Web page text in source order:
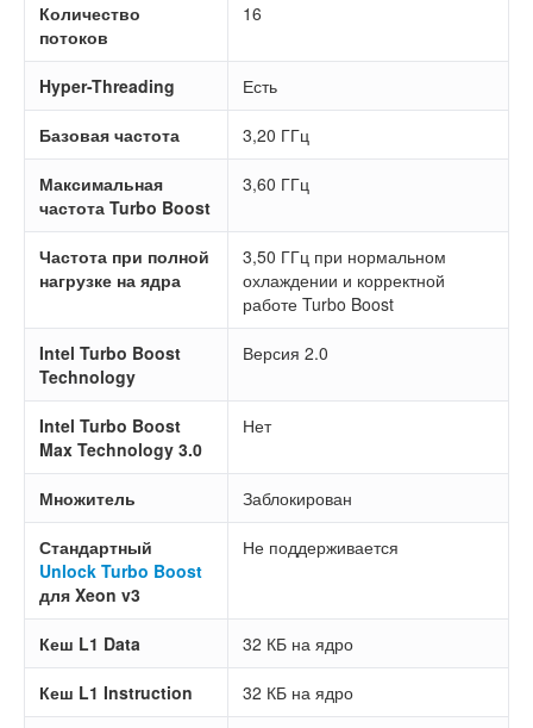
Количество
потоков
16
Hyper-Threading Есть
Базовая частота 3,20 ГГц
Максимальная
частота Turbo Boost
3,60 ГГц
Частота при полной
нагрузке на ядра
3,50 ГГц при нормальном
охлаждении и корректной
работе Turbo Boost
Intel Turbo Boost
Technology
Версия 2.0
Intel Turbo Boost
Max Technology 3.0
Нет
Множитель Заблокирован
Стандартный
Unlock Turbo Boost
для Xeon v3
Не поддерживается
Кеш L1 Data 32 КБ на ядро
Кеш L1 Instruction 32 КБ на ядро